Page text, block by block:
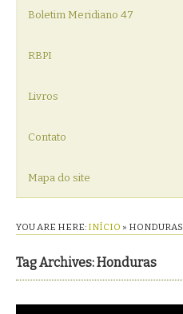
Boletim Meridiano 47
RBPI
Livros
Contato
Mapa do site
YOU ARE HERE: INÍCIO » HONDURAS
Tag Archives: Honduras